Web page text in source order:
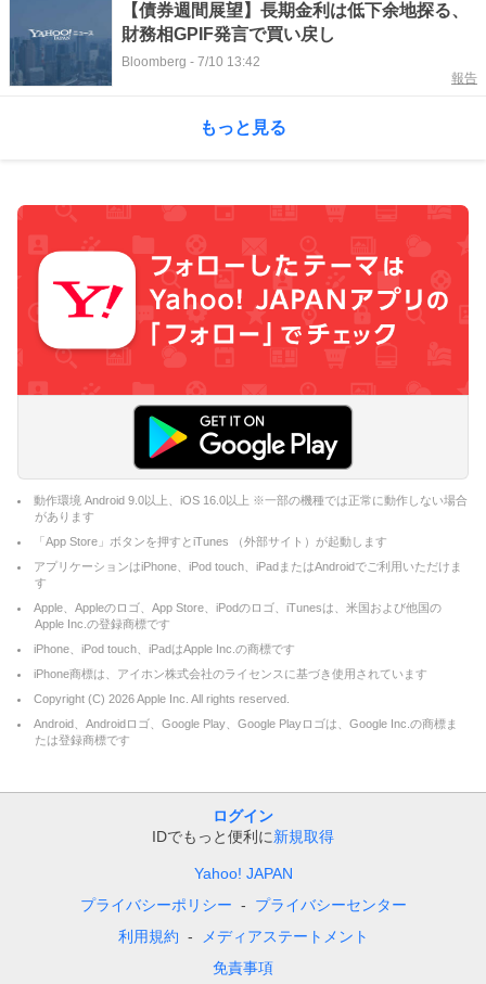
【債券週間展望】長期金利は低下余地探る、
財務相GPIF発言で買い戻し
Bloomberg - 7/10 13:42
報告
もっと見る
動作環境 Android 9.0以上、iOS 16.0以上 ※一部の機種では正常に動作しない場合
があります
「App Store」ボタンを押すとiTunes （外部サイト）が起動します
アプリケーションはiPhone、iPod touch、iPadまたはAndroidでご利用いただけま
す
Apple、Appleのロゴ、App Store、iPodのロゴ、iTunesは、米国および他国の
Apple Inc.の登録商標です
iPhone、iPod touch、iPadはApple Inc.の商標です
iPhone商標は、アイホン株式会社のライセンスに基づき使用されています
Copyright (C) 2026Apple Inc. All rights reserved.
Android、Androidロゴ、Google Play、Google Playロゴは、Google Inc.の商標ま
たは登録商標です
ログイン
IDでもっと便利に新規取得
Yahoo! JAPAN
プライバシーポリシー
プライバシーセンター
利用規約
メディアステートメント
免責事項